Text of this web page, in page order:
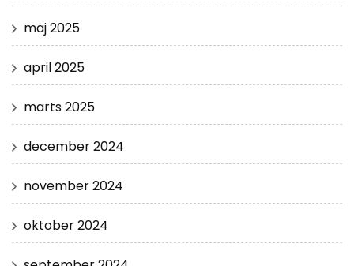
maj 2025
april 2025
marts 2025
december 2024
november 2024
oktober 2024